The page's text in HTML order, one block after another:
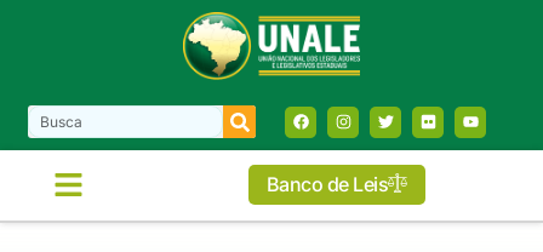
Banco de Leis